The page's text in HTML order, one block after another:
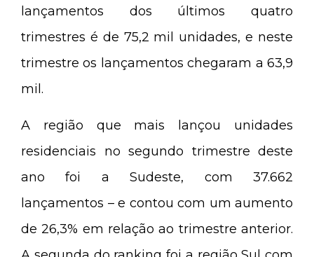
lançamentos dos últimos quatro
trimestres é de 75,2 mil unidades, e neste
trimestre os lançamentos chegaram a 63,9
mil.
A região que mais lançou unidades
residenciais no segundo trimestre deste
ano foi a Sudeste, com 37.662
lançamentos – e contou com um aumento
de 26,3% em relação ao trimestre anterior.